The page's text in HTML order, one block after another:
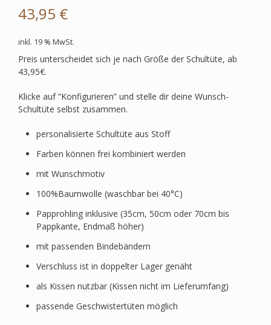
43,95 €
inkl. 19 % MwSt.
Preis unterscheidet sich je nach Größe der Schultüte, ab
43,95€.
Klicke auf “Konfigurieren” und stelle dir deine Wunsch-
Schultüte selbst zusammen.
personalisierte Schultüte aus Stoff
Farben können frei kombiniert werden
mit Wunschmotiv
100%Baumwolle (waschbar bei 40°C)
Papprohling inklusive (35cm, 50cm oder 70cm bis
Pappkante, Endmaß höher)
mit passenden Bindebändern
Verschluss ist in doppelter Lager genäht
als Kissen nutzbar (Kissen nicht im Lieferumfang)
passende Geschwistertüten möglich